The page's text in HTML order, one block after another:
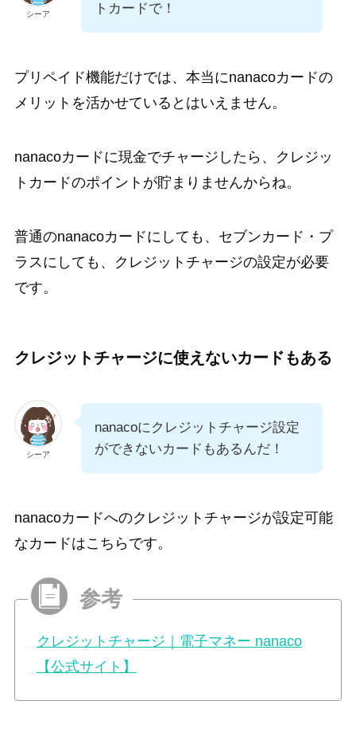
シーア
トカードで！
プリペイド機能だけでは、本当にnanacoカードの
メリットを活かせているとはいえません。
nanacoカードに現金でチャージしたら、クレジッ
トカードのポイントが貯まりませんからね。
普通のnanacoカードにしても、セブンカード・プ
ラスにしても、クレジットチャージの設定が必要
です。
クレジットチャージに使えないカードもある
シーア
nanacoにクレジットチャージ設定
ができないカードもあるんだ！
nanacoカードへのクレジットチャージが設定可能
なカードはこちらです。
クレジットチャージ｜電子マネー nanaco
【公式サイト】